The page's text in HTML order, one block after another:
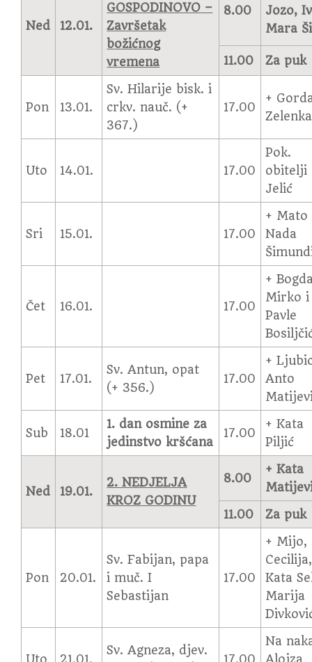
Ned 12.01.
GOSPODINOVO –
Završetak
božićnog
vremena
8.00
Jozo,
Mara
11.00 Za puk
Pon 13.01.
Sv. Hilarije bisk. i
crkv. nauč. (+
367.)
17.00
+
Zelenka
Uto 14.01. 17.00
Pok.
obitelji
Jelić
Sri 15.01. 17.00
+ Mato
Nada
Čet 16.01. 17.00
+
Mirko i
Pavle
Pet 17.01.
Sv. Antun, opat
(+ 356.)
17.00
+
Anto
Sub 18.01
1. dan osmine za
jedinstvo kršćana
17.00
+ Kata
Piljić
Ned 19.01.
2. NEDJELJA
KROZ GODINU
8.00
+ Kata
11.00
Za puk
Pon 20.01.
Sv. Fabijan, papa
i muč. I
Sebastijan
17.00
+ Mijo,
Cecilija,
Kata
Marija
Uto 21.01.
Sv. Agneza, djev.
17.00
Na
Alojza